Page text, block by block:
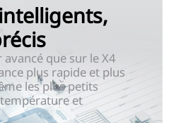
que sur le X4
plus rapide et plus
les plus petits
et